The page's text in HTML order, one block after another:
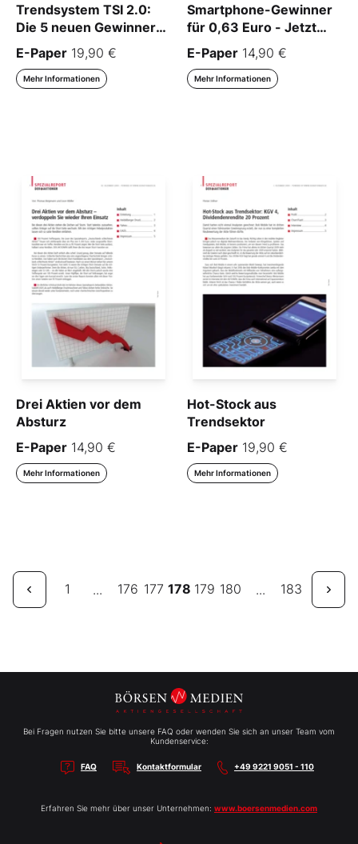
Trendsystem TSI 2.0:
Die 5 neuen Gewinner-
Aktien für 2010
E-Paper 19,90 €
Mehr Informationen
Smartphone-Gewinner
für 0,63 Euro - Jetzt
zugreifen!
E-Paper 14,90 €
Mehr Informationen
Drei Aktien vor dem
Absturz
E-Paper 14,90 €
Mehr Informationen
Hot-Stock aus
Trendsektor
E-Paper 19,90 €
Mehr Informationen
1 ... 176 177 178 179 180 ... 183
Bei Fragen nutzen Sie bitte unsere FAQ oder wenden Sie sich an unser Team vom
Kundenservice:
FAQ Kontaktformular +49 9221 9051 - 110
Erfahren Sie mehr über unser Unternehmen: www.boersenmedien.com